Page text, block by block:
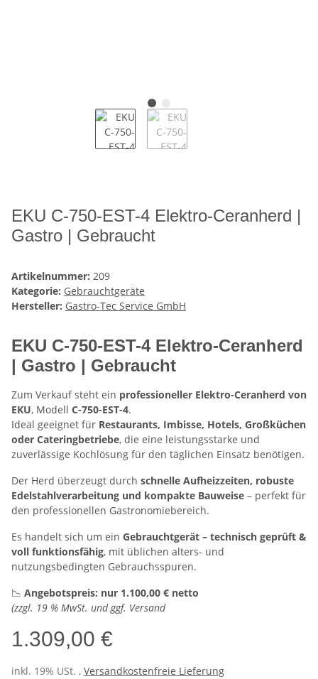
EKU C-750-EST-4 Elektro-Ceranherd |
Gastro | Gebraucht
Artikelnummer: 209
Kategorie: Gebrauchtgeräte
Hersteller: Gastro-Tec Service GmbH
EKU C-750-EST-4 Elektro-Ceranherd
| Gastro | Gebraucht
Zum Verkauf steht ein professioneller Elektro-Ceranherd von
EKU, Modell C-750-EST-4.
Ideal geeignet für Restaurants, Imbisse, Hotels, Großküchen
oder Cateringbetriebe, die eine leistungsstarke und
zuverlässige Kochlösung für den täglichen Einsatz benötigen.
Der Herd überzeugt durch schnelle Aufheizzeiten, robuste
Edelstahlverarbeitung und kompakte Bauweise – perfekt für
den professionellen Gastronomiebereich.
Es handelt sich um ein Gebrauchtgerät – technisch geprüft &
voll funktionsfähig, mit üblichen alters- und
nutzungsbedingten Gebrauchsspuren.
📉 Angebotspreis: nur 1.100,00 € netto
(zzgl. 19 % MwSt. und ggf. Versand
1.309,00 €
inkl. 19% USt. , Versandkostenfreie Lieferung